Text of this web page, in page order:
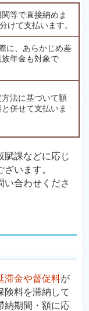
等で直接納めま
けて支払います。
に、あらかじめ差
年金も対象で
法に基づいて額
併せて支払いま
賦課などに応じ
います。
い合わせくださ
滞金や督促料が
険料を滞納して
納期間・額に応